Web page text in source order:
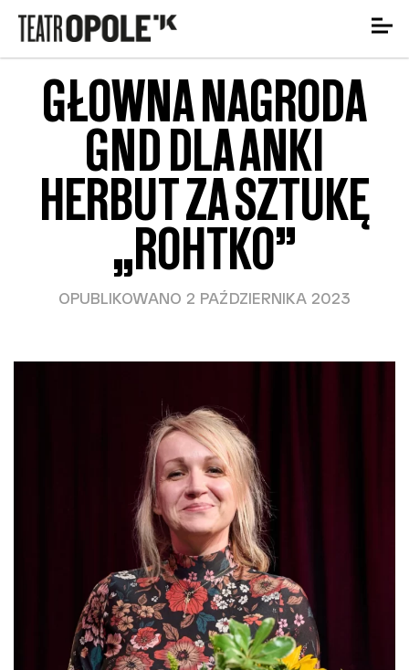
GŁÓWNA NAGRODA
GND DLA ANKI
HERBUT ZA SZTUKĘ
„ROHTKO”
OPUBLIKOWANO 2 PAŹDZIERNIKA 2023